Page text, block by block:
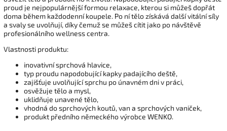
proud je nejpopulárnější formou relaxace, kterou si můžeš dopřát
doma během každodenní koupele. Po ní tělo získává další vitální síly
a svaly se uvolňují, díky čemuž se můžeš cítit jako po návštěvě
profesionálního wellness centra.
Vlastnosti produktu:
inovativní sprchová hlavice,
typ proudu napodobující kapky padajícího deště,
zajišťuje uvolňující sprchu po únavném dni v práci,
osvěžuje tělo a mysl,
uklidňuje unavené tělo,
vhodná do sprchových koutů, van a sprchových vaniček,
produkt předního německého výrobce WENKO.